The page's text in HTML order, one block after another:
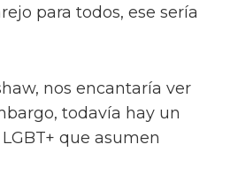
para todos, ese sería
nos encantaría ver
todavía hay un
que asumen